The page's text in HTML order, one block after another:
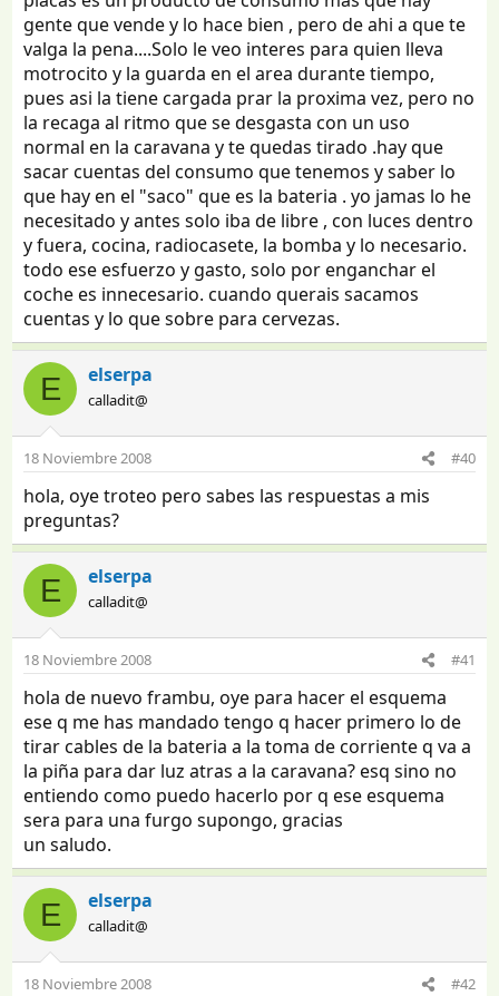
gente que vende y lo hace bien , pero de ahi a que te
valga la pena....Solo le veo interes para quien lleva
motrocito y la guarda en el area durante tiempo,
pues asi la tiene cargada prar la proxima vez, pero no
la recaga al ritmo que se desgasta con un uso
normal en la caravana y te quedas tirado .hay que
sacar cuentas del consumo que tenemos y saber lo
que hay en el "saco" que es la bateria . yo jamas lo he
necesitado y antes solo iba de libre , con luces dentro
y fuera, cocina, radiocasete, la bomba y lo necesario.
todo ese esfuerzo y gasto, solo por enganchar el
coche es innecesario. cuando querais sacamos
cuentas y lo que sobre para cervezas.
E elserpa
calladit@
18 Noviembre 2008 #40
hola, oye troteo pero sabes las respuestas a mis
preguntas?
E elserpa
calladit@
18 Noviembre 2008 #41
hola de nuevo frambu, oye para hacer el esquema
ese q me has mandado tengo q hacer primero lo de
tirar cables de la bateria a la toma de corriente q va a
la piña para dar luz atras a la caravana? esq sino no
entiendo como puedo hacerlo por q ese esquema
sera para una furgo supongo, gracias
un saludo.
E elserpa
calladit@
18 Noviembre 2008 #42